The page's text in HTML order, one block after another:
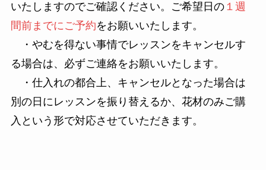
いたしますのでご確認ください。ご希望日の１週
間前までにご予約をお願いいたします。
・やむを得ない事情でレッスンをキャンセルす
る場合は、必ずご連絡をお願いいたします。
・仕入れの都合上、キャンセルとなった場合は
別の日にレッスンを振り替えるか、花材のみご購
入という形で対応させていただきます。